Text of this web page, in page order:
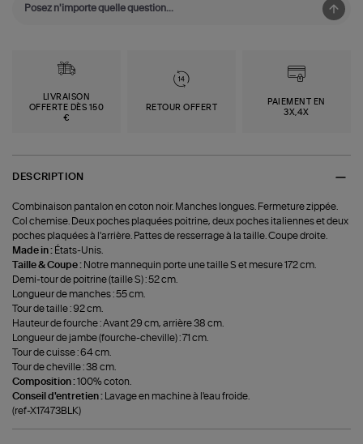
LIVRAISON
OFFERTE DÈS 150
€
RETOUR OFFERT
PAIEMENT EN
3X,4X
DESCRIPTION
Combinaison pantalon en coton noir. Manches longues. Fermeture zippée.
Col chemise. Deux poches plaquées poitrine, deux poches italiennes et deux
poches plaquées à l'arrière. Pattes de resserrage à la taille. Coupe droite.
Made in : États-Unis.
Taille & Coupe : Notre mannequin porte une taille S et mesure 172 cm.
Demi-tour de poitrine (taille S) : 52 cm.
Longueur de manches : 55 cm.
Tour de taille : 92 cm.
Hauteur de fourche : Avant 29 cm, arrière 38 cm.
Longueur de jambe (fourche-cheville) : 71 cm.
Tour de cuisse : 64 cm.
Tour de cheville : 38 cm.
Composition :100% coton.
Conseil d'entretien :
Lavage en machine à l'eau froide.
(ref-X17473BLK)